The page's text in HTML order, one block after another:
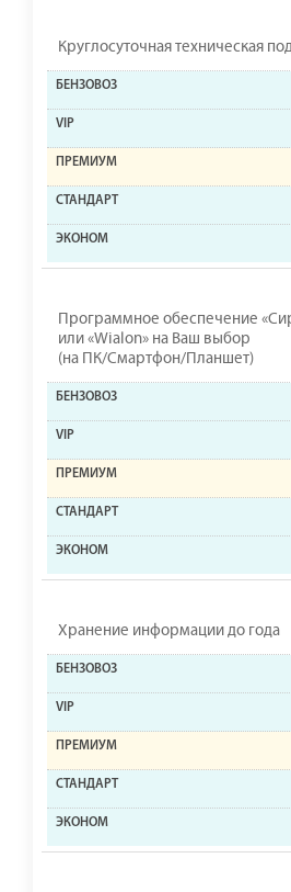
Круглосуточная техническая
Программное обеспечение
или «Wialon» на Ваш выбор
(на ПК/Смартфон/Планшет)
Хранение информации до года